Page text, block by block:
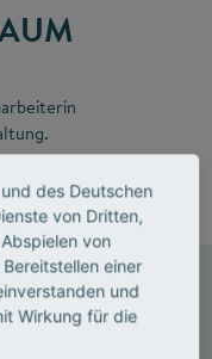
des Deutschen
von Dritten,
von
einer
und
Wirkung für die